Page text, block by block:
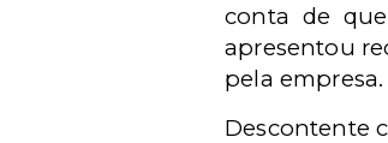
conta de
apresentou
pela empresa.
Descontente